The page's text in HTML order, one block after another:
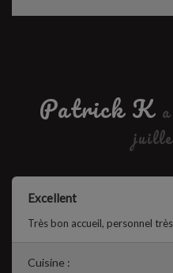
Patrick K
Excellent
Très bon accueil, personnel
Cuisine :